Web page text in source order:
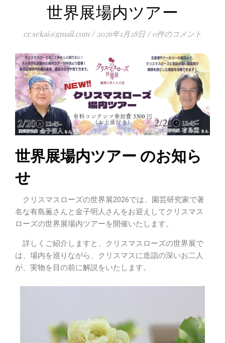
世界展場内ツアー
cr.sekai@gmail.com / 2026年1月28日 / 0件のコメント
世界展場内ツアー のお知ら
せ
クリスマスローズの世界展2026では、園芸研究家で著
名な有島薫さんと金子明人さんをお迎えしてクリスマス
ローズの世界展場内ツアーを開催いたします。
詳しくご紹介しますと、クリスマスローズの世界展で
は、場内を巡りながら、クリスマスに造詣の深いお二人
が、実物を目の前に解説をいたします。